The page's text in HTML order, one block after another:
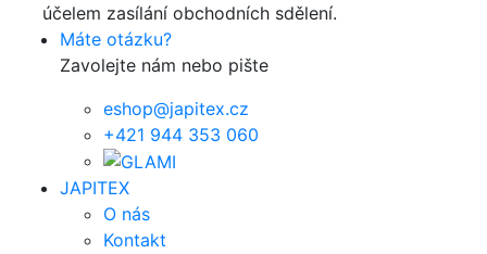
účelem zasílání obchodních sdělení.
Máte otázku?
Zavolejte nám nebo pište
eshop@japitex.cz
+421 944 353 060
JAPITEX
O nás
Kontakt